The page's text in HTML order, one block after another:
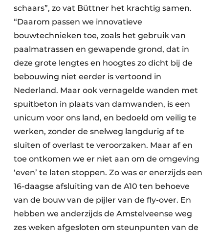
schaars”, zo vat Büttner het krachtig samen.
“Daarom passen we innovatieve
bouwtechnieken toe, zoals het gebruik van
paalmatrassen en gewapende grond, dat in
deze grote lengtes en hoogtes zo dicht bij de
bebouwing niet eerder is vertoond in
Nederland. Maar ook vernagelde wanden met
spuitbeton in plaats van damwanden, is een
unicum voor ons land, en bedoeld om veilig te
werken, zonder de snelweg langdurig af te
sluiten of overlast te veroorzaken. Maar af en
toe ontkomen we er niet aan om de omgeving
‘even’ te laten stoppen. Zo was er enerzijds een
16-daagse afsluiting van de A10 ten behoeve
van de bouw van de pijler van de fly-over. En
hebben we anderzijds de Amstelveense weg
zes weken afgesloten om steunpunten van de